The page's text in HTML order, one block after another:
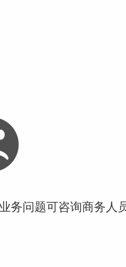
务问题可咨询商务人